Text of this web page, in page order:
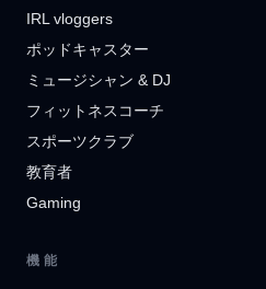
IRL vloggers
ポッドキャスター
ミュージシャン & DJ
フィットネスコーチ
スポーツクラブ
教育者
Gaming
機能